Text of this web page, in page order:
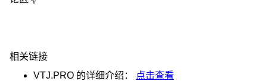
相关链接
VTJ.PRO 的详细介绍： 点击查看